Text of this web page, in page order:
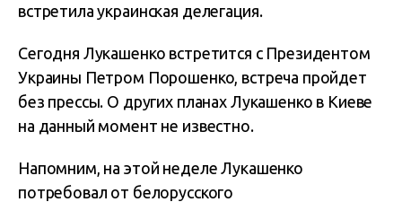
встретила украинская делегация.
Сегодня Лукашенко встретится с Президентом
Украины Петром Порошенко, встреча пройдет
без прессы. О других планах Лукашенко в Киеве
на данный момент не известно.
Напомним, на этой неделе Лукашенко
потребовал от белорусского